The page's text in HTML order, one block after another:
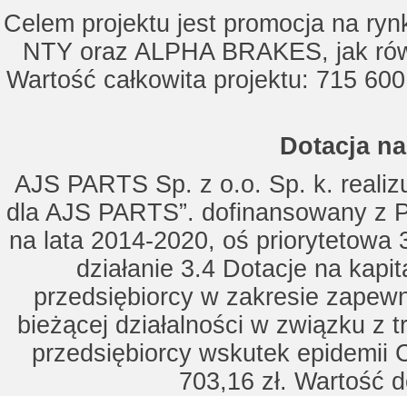
Celem projektu jest promocja na
NTY oraz ALPHA BRAKES, jak
Wartość całkowita projektu: 715
Dotacja
AJS PARTS Sp. z o.o. Sp. k.
dla AJS PARTS”. dofinansowany z
na lata 2014-2020, oś priorytetowa
działanie 3.4 Dotacje na
przedsiębiorcy w zakresie
bieżącej działalności w związku z
przedsiębiorcy wskutek epidemii
703,16 zł. Wartość